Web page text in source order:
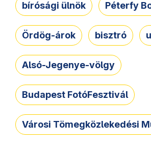
bírósági ülnök Péterfy
Ördög-árok bisztró
Alsó-Jegenye-völgy
Budapest FotóFesztivál
Városi Tömegközlekedési